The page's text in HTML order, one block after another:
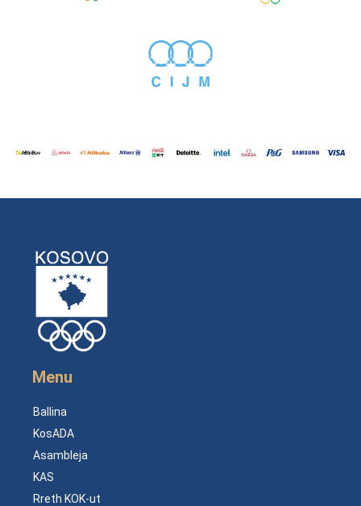
Menu
Ballina
KosADA
Asambleja
KAS
Rreth KOK-ut